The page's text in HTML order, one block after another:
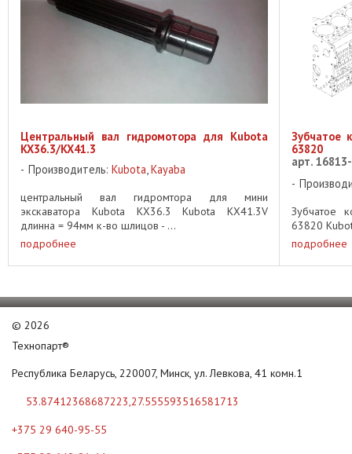
Центральный вал гидромотора для Kubota
KX36.3/KX41.3
Производитель: Kubota,Kayaba
центральный вал гидромтора для мини
экскаватора Kubota KX36.3 Kubota KX41.3V
длинна = 94мм к-во шлицов - ...
подробнее
Зубчатое
63820
арт.
Зубчатое
63820
подробнее
© 2026
Технопарт®
Республика Беларусь, 220007, Минск, ул. Левкова, 41 комн.1
53.87412368687223,27.555593516581713
+375 29 640-95-55